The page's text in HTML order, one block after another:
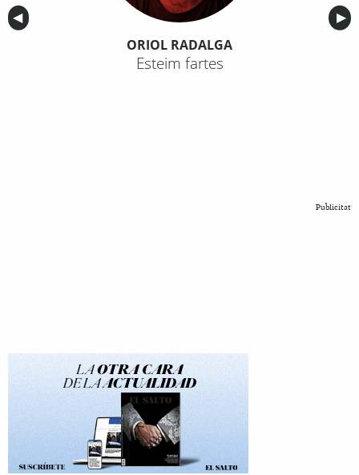
Anterior
◀︎ ▶︎
ORIOL RADALGA
Esteim fartes
Publicitat